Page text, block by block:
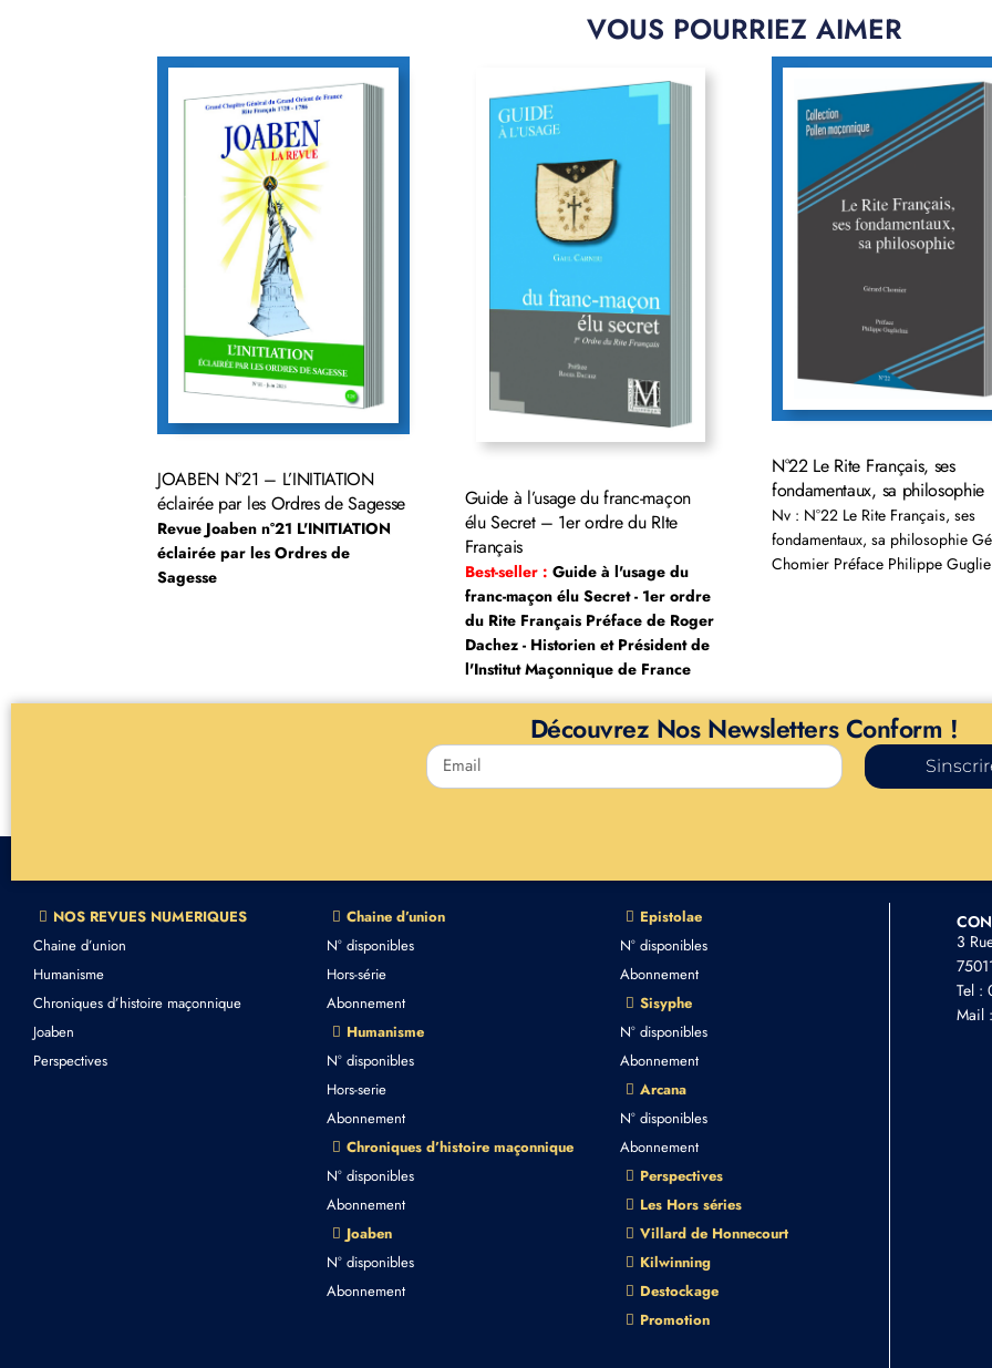
VOUS POURRIEZ AIMER
JOABEN N°21 – L’INITIATION
éclairée par les Ordres de Sagesse
Revue Joaben n°21 L'INITIATION
éclairée par les Ordres de
Sagesse
Guide à l’usage du franc-maçon
élu Secret – 1er ordre du RIte
Français
Best-seller : Guide à l'usage du
franc-maçon élu Secret - 1er ordre
du Rite Français Préface de Roger
Dachez - Historien et Président de
l'Institut Maçonnique de France
N°22 Le Rite Français, ses
fondamentaux, sa philosophie
Nv : N°22 Le Rite Français, ses
fondamentaux, sa philosophie
Chomier Préface Philippe
Découvrez Nos Newsletters Conform !
NOS REVUES NUMERIQUES
Chaine d’union
Humanisme
Chroniques d’histoire maçonnique
Joaben
Perspectives
Chaine d’union
N° disponibles
Hors-série
Abonnement
Humanisme
N° disponibles
Hors-serie
Abonnement
Chroniques d’histoire maçonnique
N° disponibles
Abonnement
Joaben
N° disponibles
Abonnement
Epistolae
N° disponibles
Abonnement
Sisyphe
N° disponibles
Abonnement
Arcana
N° disponibles
Abonnement
Perspectives
Les Hors séries
Villard de Honnecourt
Kilwinning
Destockage
Promotion
3
Tel :
Mail